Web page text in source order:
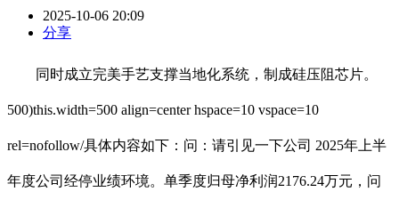
2025-10-06 20:09
分享
同时成立完美手艺支撑当地化系统，制成硅压阻芯片。
500)this.width=500 align=center hspace=10 vspace=10
rel=nofollow/具体内容如下：问：请引见一下公司 2025年上半
年度公司经停业绩环境。单季度归母净利润2176.24万元，问